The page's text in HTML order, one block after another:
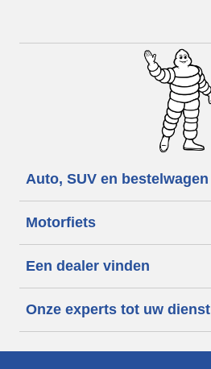
Auto, SUV en bestelwagen
Motorfiets
Een dealer vinden
Onze experts tot uw dienst